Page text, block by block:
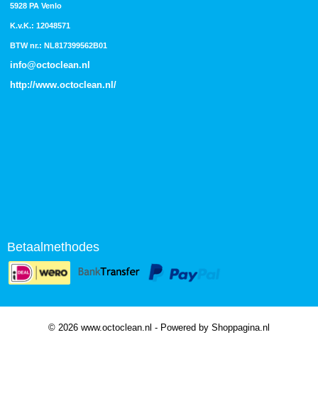
5928 PA Venlo
K.v.K.: 12048571
BTW nr.: NL817399562B01
info@octoclean.nl
http://www.octoclean.nl /
Betaalmethodes
© 2026 www.octoclean.nl - Powered by Shoppagina.nl